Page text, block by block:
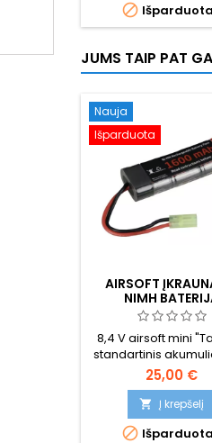
 Išparduota
JUMS TAIP PAT
Nauja
Išparduota
AIRSOFT
NIMH
8,4 V airsoft mini
standartinis
25,00 €
 Į krepšelį
 Išparduota